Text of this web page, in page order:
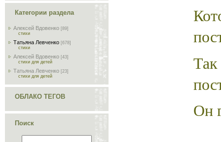
Категории раздела
Алексей Вдовенко [89]
стихи
Татьяна Левченко [678]
стихи
Алексей Вдовенко [43]
стихи для детей
Татьяна Левченко [23]
стихи для детей
ОБЛАКО ТЕГОВ
Поиск
Он